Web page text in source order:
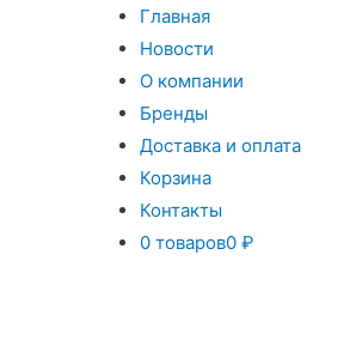
Главная
Новости
О компании
Бренды
Доставка и оплата
Корзина
Контакты
0 товаров0 ₽